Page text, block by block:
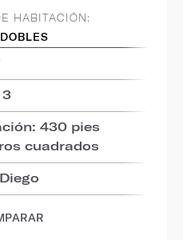
HABITACIÓN:
3
430 pies
cuadrados